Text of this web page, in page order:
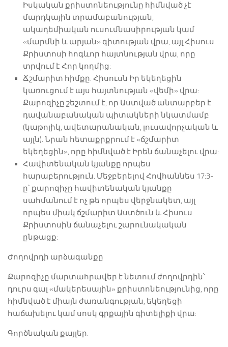
Իսկական քրիստոնեությունը հիմնված չէ
մարդկային տրամաբանության,
ակադեմիական ուսումնասիրության կամ
«մարմնի և արյան» գիտության վրա, այլ Հիսուս
Քրիստոսի հոգևոր հայտնության վրա, որը
տրվում է Հոր կողմից:
Ճշմարիտ հիմքը. Հիսուսն Իր եկեղեցին
կառուցում է այս հայտնության «վեմի» վրա:
Քարոզիչը շեշտում է, որ Աստված անտարբեր է
դավանաբանական պիտակների նկատմամբ
(կաթոլիկ, ավետարանական, լուսավորչական և
այլն). Նրան հետաքրքրում է «ճշմարիտ
եկեղեցին», որը հիմնված է Իրեն ճանաչելու վրա:
Հավիտենական կյանքը որպես
հարաբերություն. Մեջբերելով Հովհաննես 17:3-
ը՝ քարոզիչը հավիտենական կյանքը
սահմանում է ոչ թե որպես վերջնակետ, այլ
որպես միակ ճշմարիտ Աստծուն և Հիսուս
Քրիստոսին ճանաչելու շարունակական
ընթացք:
Ժողովրդի արձագանքը
Քարոզիչը մարտահրավեր է նետում ժողովրդին՝
դուրս գալ «մակերեսային» քրիստոնեությունից, որը
հիմնված է միայն ժառանգության, եկեղեցի
հաճախելու կամ սոսկ գրքային գիտելիքի վրա:
Գործնական քայլեր.